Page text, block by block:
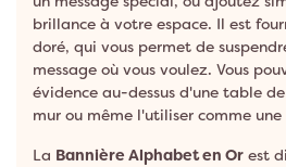
brillance à votre espace. Il est
doré, qui vous permet de
message où vous voulez. Vous
évidence au-dessus d'une table
mur ou même l'utiliser comme
La Bannière Alphabet en Or est